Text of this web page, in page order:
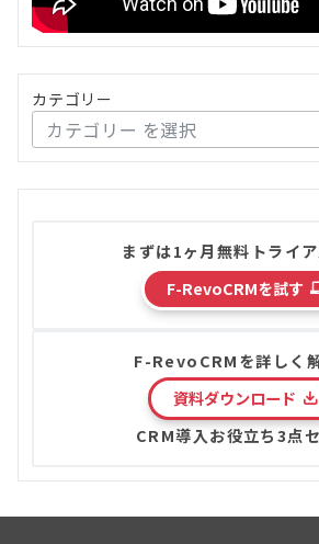
カテゴリー
まずは1ヶ月無料トライ
F-RevoCRMを試す
F-RevoCRMを詳しく
資料ダウンロード
CRM導入お役立ち3点